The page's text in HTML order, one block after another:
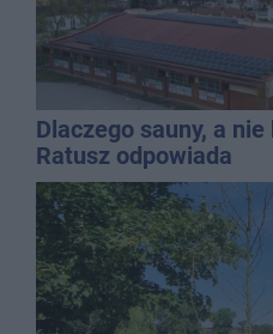
Dlaczego sauny, a
Ratusz odpowiada